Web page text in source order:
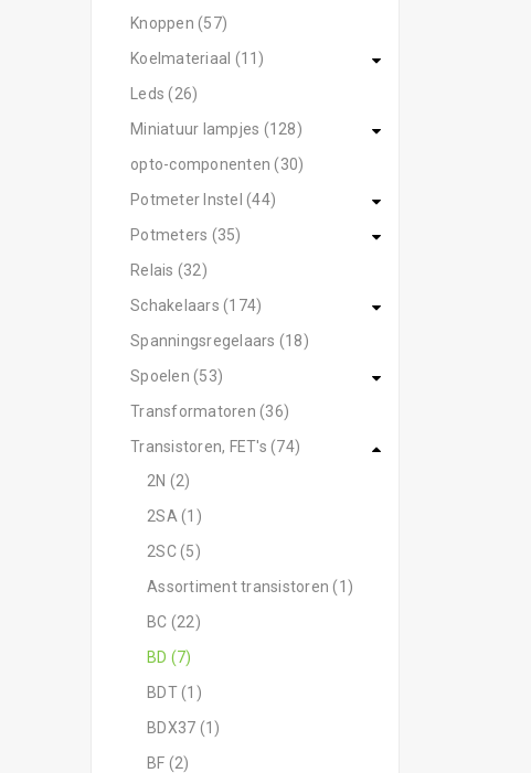
Knoppen (57)
Koelmateriaal (11)
Leds (26)
Miniatuur lampjes (128)
opto-componenten (30)
Potmeter Instel (44)
Potmeters (35)
Relais (32)
Schakelaars (174)
Spanningsregelaars (18)
Spoelen (53)
Transformatoren (36)
Transistoren, FET's (74)
2N (2)
2SA (1)
2SC (5)
Assortiment transistoren (1)
BC (22)
BD (7)
BDT (1)
BDX37 (1)
BF (2)